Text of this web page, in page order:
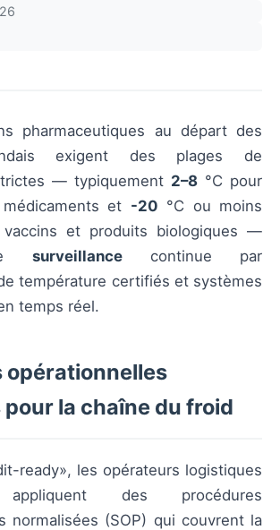
pharmaceutiques au départ des
exigent des plages de
— typiquement 2–8 °C pour
et -20 °C ou moins
vaccins et produits biologiques —
surveillancecontinue par
température certifiés et systèmes
temps réel.
opérationnelles
la chaîne du froid
ready», les opérateurs logistiques
appliquent des procédures
normalisées (SOP) qui couvrent la